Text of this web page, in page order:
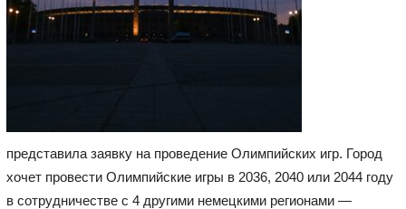
представила заявку на проведение Олимпийских игр. Город
хочет провести Олимпийские игры в 2036, 2040 или 2044 году
в сотрудничестве с 4 другими немецкими регионами —